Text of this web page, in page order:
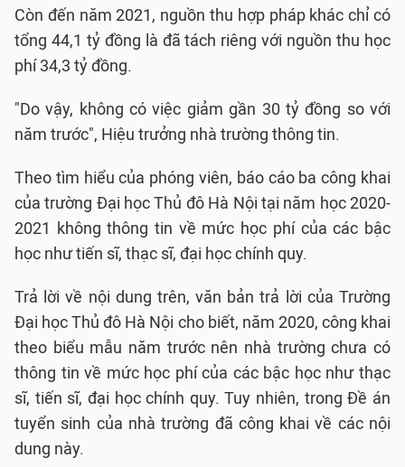
Còn đến năm 2021, nguồn thu hợp pháp khác chỉ có
tổng 44,1 tỷ đồng là đã tách riêng với nguồn thu học
phí 34,3 tỷ đồng.
"Do vậy, không có việc giảm gần 30 tỷ đồng so với
năm trước", Hiệu trưởng nhà trường thông tin.
Theo tìm hiểu của phóng viên, báo cáo ba công khai
của trường Đại học Thủ đô Hà Nội tại năm học 2020-
2021 không thông tin về mức học phí của các bậc
học như tiến sĩ, thạc sĩ, đại học chính quy.
Trả lời về nội dung trên, văn bản trả lời của Trường
Đại học Thủ đô Hà Nội cho biết, năm 2020, công khai
theo biểu mẫu năm trước nên nhà trường chưa có
thông tin về mức học phí của các bậc học như thạc
sĩ, tiến sĩ, đại học chính quy. Tuy nhiên, trong Đề án
tuyển sinh của nhà trường đã công khai về các nội
dung này.